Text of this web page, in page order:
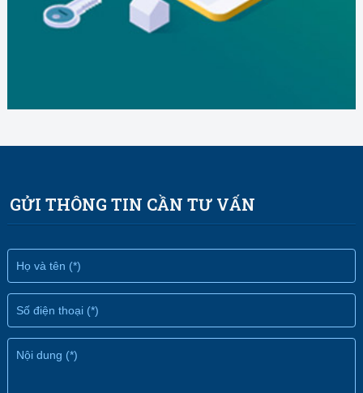
GỬI THÔNG TIN CẦN TƯ VẤN